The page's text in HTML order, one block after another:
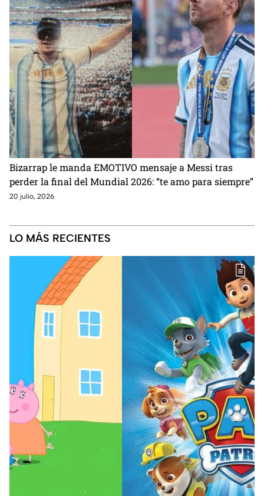
Bizarrap le manda EMOTIVO mensaje a Messi tras
perder la final del Mundial 2026: “te amo para siempre”
20 julio, 2026
LO MÁS RECIENTES